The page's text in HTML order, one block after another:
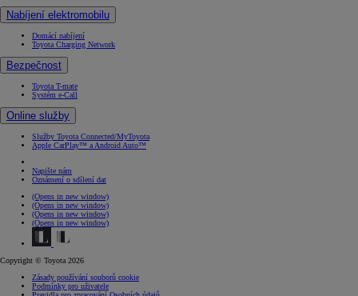
Nabíjení elektromobilu
Domácí nabíjení
Toyota Charging Network
Bezpečnost
Toyota T-mate
Systém e-Call
Online služby
Služby Toyota Connected/MyToyota
Apple CarPlay™ a Android Auto™
Napište nám
Oznámení o sdílení dat
(Opens in new window)
(Opens in new window)
(Opens in new window)
(Opens in new window)
Copyright © Toyota 2026
Zásady používání souborů cookie
Podmínky pro uživatele